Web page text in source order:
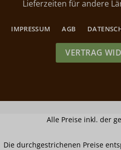
Lieferzeiten für andere
IMPRESSUM AGB
VERTRAG
Alle Preise inkl. der
Die durchgestrichenen Preise